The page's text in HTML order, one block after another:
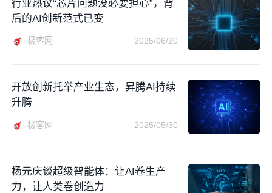
行业热议“芯片问题没必要担心”，背
后的AI创新范式已变
极客网 2025/06/20
开放创新托举产业生态，昇腾AI持续
升腾
极客网 2025/05/30
杨元庆谈超级智能体：让AI卷生产
力，让人类卷创造力